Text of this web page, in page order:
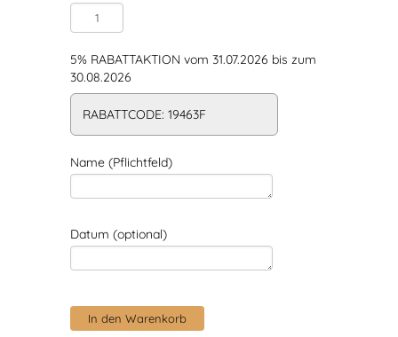
5% RABATTAKTION vom 31.07.2026 bis zum
30.08.2026
RABATTCODE: 19463F
Name (Pflichtfeld)
Datum (optional)